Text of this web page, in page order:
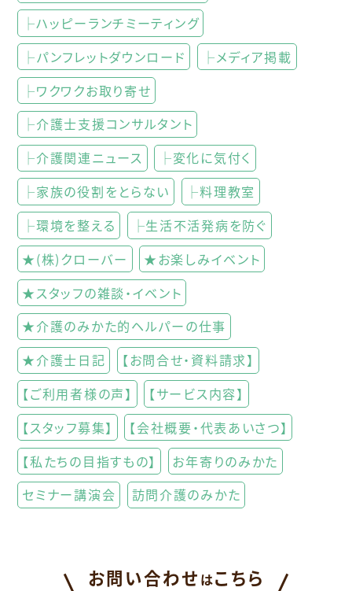
├ハッピーランチミーティング
├パンフレットダウンロード
├メディア掲載
├ワクワクお取り寄せ
├介護士支援コンサルタント
├介護関連ニュース
├変化に気付く
├家族の役割をとらない
├料理教室
├環境を整える
├生活不活発病を防ぐ
★(株)クローバー
★お楽しみイベント
★スタッフの雑談・イベント
★介護のみかた的ヘルパーの仕事
★介護士日記
【お問合せ・資料請求】
【ご利用者様の声】
【サービス内容】
【スタッフ募集】
【会社概要・代表あいさつ】
【私たちの目指すもの】
お年寄りのみかた
セミナー講演会
訪問介護のみかた
お問い合わせ はこちら